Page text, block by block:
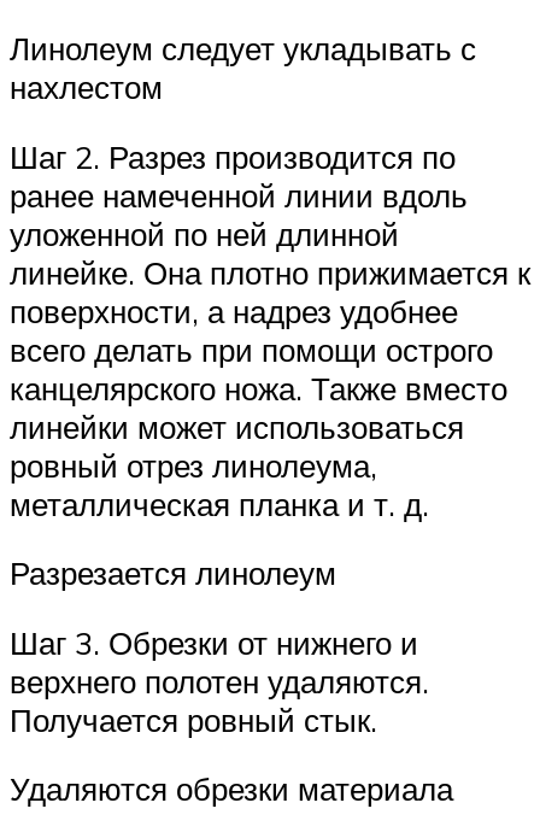
Линолеум следует укладывать с
нахлестом
Шаг 2. Разрез производится по
ранее намеченной линии вдоль
уложенной по ней длинной
линейке. Она плотно прижимается к
поверхности, а надрез удобнее
всего делать при помощи острого
канцелярского ножа. Также вместо
линейки может использоваться
ровный отрез линолеума,
металлическая планка и т. д.
Разрезается линолеум
Шаг 3. Обрезки от нижнего и
верхнего полотен удаляются.
Получается ровный стык.
Удаляются обрезки материала